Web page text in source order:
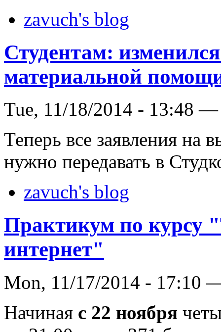
zavuch's blog
Студентам:
материальной
Tue, 11/18/2014 - 13:48 —
Теперь все заявления на
нужно передавать в
zavuch's blog
Практикум по курсу
интернет"
Mon, 11/17/2014 - 17:10
Начиная с 22 ноября